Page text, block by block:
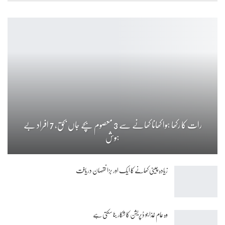
رات کا رکھا ہوا کھانا کھانے سے 3 معصوم بچے جاں بحق، 7 افراد بے
ہوش
زیادہ چینی کھانے کا ایک اور بڑا نقصان دریافت
وہ عام غذا جو ڈپریشن کا شکار بنا سکتی ہے